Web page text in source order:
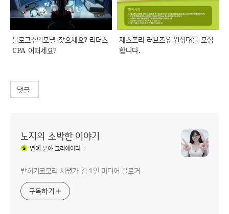
블로그수익모델 찾으세요? 리더스
CPA 어떠세요?
제스프리 러브즈유 원정대를 모집
합니다.
댓글
노지의 소박한 이야기
연예분야 크리에이터
반히키코모리 서평가 겸 1인 미디어 블로거
구독하기